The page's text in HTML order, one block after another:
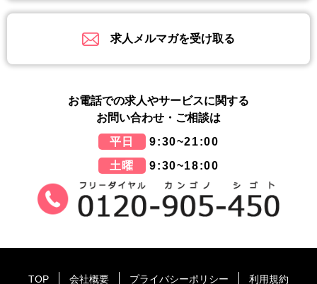
求人メルマガを受け取る
お電話での求人やサービスに関する
お問い合わせ・ご相談は
平日
9:30~21:00
土曜
9:30~18:00
TOP 会社概要 プライバシーポリシー 利用規約